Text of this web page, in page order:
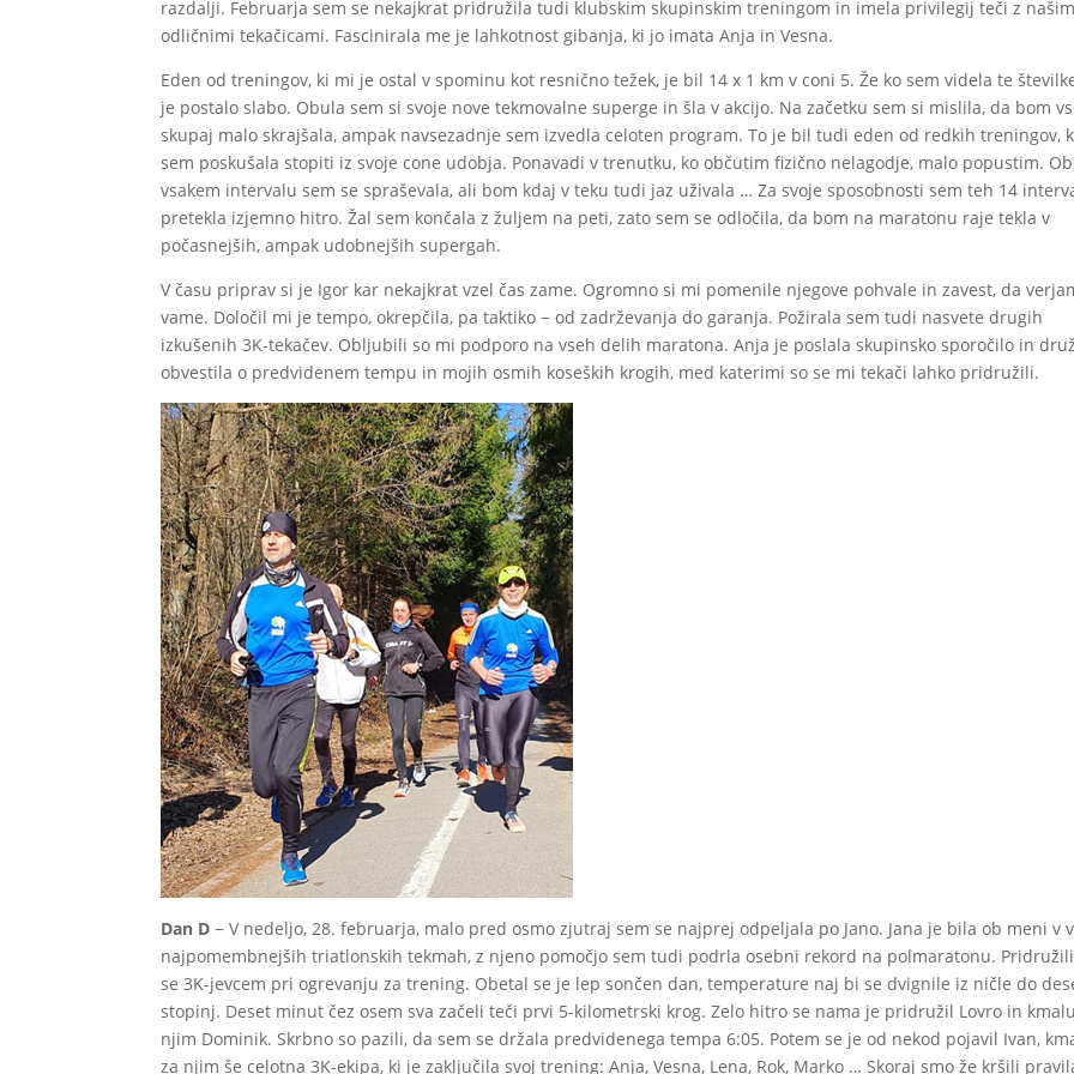
razdalji. Februarja sem se nekajkrat pridružila tudi klubskim skupinskim treningom in imela privilegij teči z
odličnimi tekačicami. Fascinirala me je lahkotnost gibanja, ki jo imata Anja in Vesna.
Eden od treningov, ki mi je ostal v spominu kot resnično težek, je bil 14 x 1 km v coni 5. Že ko sem videla te
je postalo slabo. Obula sem si svoje nove tekmovalne superge in šla v akcijo. Na začetku sem si mislila, da bom
skupaj malo skrajšala, ampak navsezadnje sem izvedla celoten program. To je bil tudi eden od redkih treningov,
sem poskušala stopiti iz svoje cone udobja. Ponavadi v trenutku, ko občutim fizično nelagodje, malo popustim. Ob
vsakem intervalu sem se spraševala, ali bom kdaj v teku tudi jaz uživala … Za svoje sposobnosti sem teh 14
pretekla izjemno hitro. Žal sem končala z žuljem na peti, zato sem se odločila, da bom na maratonu raje tekla v
počasnejših, ampak udobnejših supergah.
V času priprav si je Igor kar nekajkrat vzel čas zame. Ogromno si mi pomenile njegove pohvale in zavest, da
vame. Določil mi je tempo, okrepčila, pa taktiko − od zadrževanja do garanja. Požirala sem tudi nasvete drugih
izkušenih 3K-tekačev. Obljubili so mi podporo na vseh delih maratona. Anja je poslala skupinsko sporočilo in
obvestila o predvidenem tempu in mojih osmih koseških krogih, med katerimi so se mi tekači lahko pridružili.
Dan D − V nedeljo, 28. februarja, malo pred osmo zjutraj sem se najprej odpeljala po Jano. Jana je bila ob meni v
najpomembnejših triatlonskih tekmah, z njeno pomočjo sem tudi podrla osebni rekord na polmaratonu.
se 3K-jevcem pri ogrevanju za trening. Obetal se je lep sončen dan, temperature naj bi se dvignile iz ničle do
stopinj. Deset minut čez osem sva začeli teči prvi 5-kilometrski krog. Zelo hitro se nama je pridružil Lovro in
njim Dominik. Skrbno so pazili, da sem se držala predvidenega tempa 6:05. Potem se je od nekod pojavil Ivan,
za njim še celotna 3K-ekipa, ki je zaključila svoj trening: Anja, Vesna, Lena, Rok, Marko … Skoraj smo že kršili